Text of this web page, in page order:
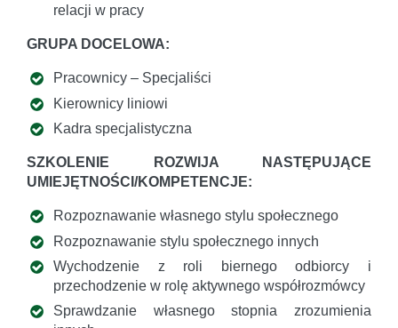
relacji w pracy
GRUPA DOCELOWA:
Pracownicy – Specjaliści
Kierownicy liniowi
Kadra specjalistyczna
SZKOLENIE ROZWIJA NASTĘPUJĄCE
UMIEJĘTNOŚCI/KOMPETENCJE:
Rozpoznawanie własnego stylu społecznego
Rozpoznawanie stylu społecznego innych
Wychodzenie z roli biernego odbiorcy i
przechodzenie w rolę aktywnego współrozmówcy
Sprawdzanie własnego stopnia zrozumienia